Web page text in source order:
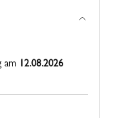
am 12.08.2026